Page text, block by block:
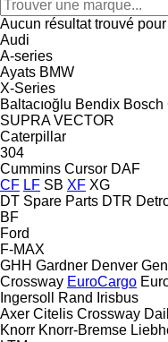
Aucun résultat trouvé
Audi
A-series
Ayats BMW
X-Series
Baltacıoğlu Bendix Bosch
SUPRA VECTOR
Caterpillar
304
Cummins Cursor DAF
CF LF SB XF XG
DT Spare Parts DTR
BF
Ford
F-MAX
GHH Gardner Denver
Crossway EuroCargo
Ingersoll Rand
Irisbus
Axer Citelis Crossway
Knorr Knorr-Bremse